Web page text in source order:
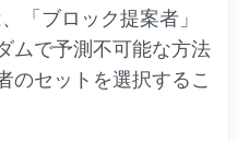
「ブロック提案者」
ムで予測不可能な方法
のセットを選択するこ